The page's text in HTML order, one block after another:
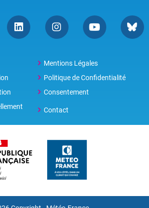
Mentions Légales
Politique de Confidentialité
Consentement
Contact